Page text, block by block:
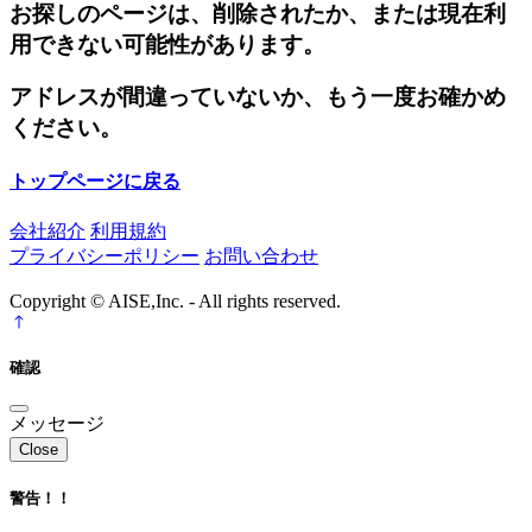
お探しのページは、削除されたか、または現在利
用できない可能性があります。
アドレスが間違っていないか、もう一度お確かめ
ください。
トップページに戻る
会社紹介 利用規約
プライバシーポリシー お問い合わせ
Copyright © AISE,Inc. - All rights reserved.
確認
メッセージ
Close
警告！！